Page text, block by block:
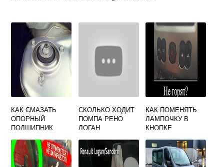
КАК СМАЗАТЬ
ОПОРНЫЙ
ПОДШИПНИК
СТОЙКИ РЕНО
ЛОГАН
СКОЛЬКО ХОДИТ
ПОМПА РЕНО
ЛОГАН
КАК ПОМЕНЯТЬ
ЛАМПОЧКУ В
КНОПКЕ
ИКА НА РЕНО
ЛОГАН